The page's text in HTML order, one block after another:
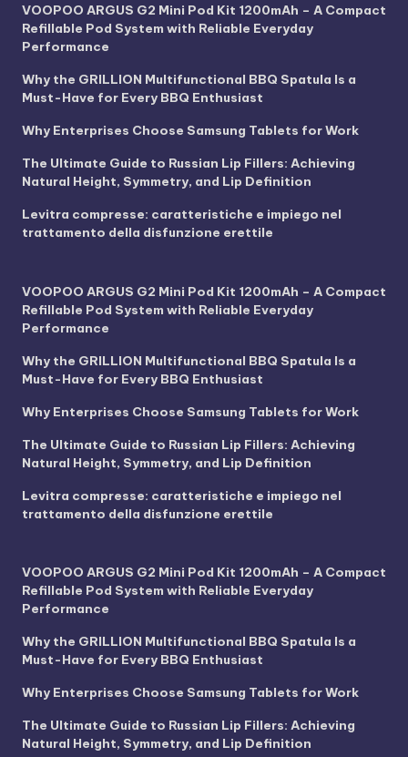
VOOPOO ARGUS G2 Mini Pod Kit 1200mAh – A Compact
Refillable Pod System with Reliable Everyday
Performance
Why the GRILLION Multifunctional BBQ Spatula Is a
Must-Have for Every BBQ Enthusiast
Why Enterprises Choose Samsung Tablets for Work
The Ultimate Guide to Russian Lip Fillers: Achieving
Natural Height, Symmetry, and Lip Definition
Levitra compresse: caratteristiche e impiego nel
trattamento della disfunzione erettile
VOOPOO ARGUS G2 Mini Pod Kit 1200mAh – A Compact
Refillable Pod System with Reliable Everyday
Performance
Why the GRILLION Multifunctional BBQ Spatula Is a
Must-Have for Every BBQ Enthusiast
Why Enterprises Choose Samsung Tablets for Work
The Ultimate Guide to Russian Lip Fillers: Achieving
Natural Height, Symmetry, and Lip Definition
Levitra compresse: caratteristiche e impiego nel
trattamento della disfunzione erettile
VOOPOO ARGUS G2 Mini Pod Kit 1200mAh – A Compact
Refillable Pod System with Reliable Everyday
Performance
Why the GRILLION Multifunctional BBQ Spatula Is a
Must-Have for Every BBQ Enthusiast
Why Enterprises Choose Samsung Tablets for Work
The Ultimate Guide to Russian Lip Fillers: Achieving
Natural Height, Symmetry, and Lip Definition